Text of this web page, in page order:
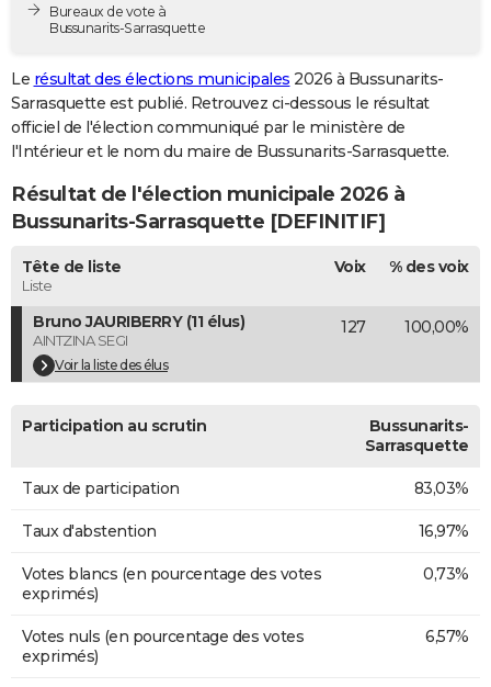
Destinations
City break
Voyage nature
Voyage de noces
Forum
PHOTO
GUIDES D'ACHAT
BONS PLANS
CARTE DE VOEUX
Carte de Noël
Carte Bonne année
Carte Saint-Valentin
Carte Pâques
Carte d'anniversaire
DICTIONNAIRE
COPAINS D'AVANT
S'inscrire
Se connecter
Lycées
Collèges
Primaires
Universités
Entreprises
Service militaire
Avis de recherche
AVIS DE DÉCÈS
FORUM
Bricolage
Lifestyle
Culture
Sport
Auto
Television
Voyage
Cinema
Bureaux de vote à
Bussunarits-Sarrasquette
Le résultat des élections municipales 2026 à Bussunarits-
Sarrasquette est publié. Retrouvez ci-dessous le résultat
officiel de l'élection communiqué par le ministère de
l'Intérieur et le nom du maire de Bussunarits-Sarrasquette.
Résultat de l'élection municipale 2026 à
Bussunarits-Sarrasquette [DEFINITIF]
Tête de liste
Liste
Voix % des voix
Bruno JAURIBERRY (11 élus)
AINTZINA SEGI
Voir la liste des élus
127 100,00%
Participation au scrutin
Bussunarits-
Sarrasquette
Taux de participation 83,03%
Taux d'abstention 16,97%
Votes blancs (en pourcentage des votes
exprimés)
0,73%
Votes nuls (en pourcentage des votes
exprimés)
6,57%